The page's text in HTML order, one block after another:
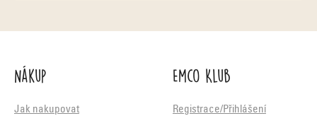
Nákup
Jak nakupovat
Emco Klub
Registrace/Přihlášení